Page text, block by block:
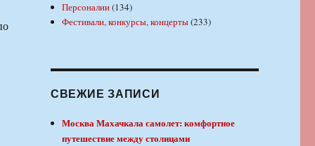
Персоналии(134)
Фестивали, конкурсы, концерты(233)
СВЕЖИЕ ЗАПИСИ
Москва Махачкала самолет: комфортное
путешествие между столицами